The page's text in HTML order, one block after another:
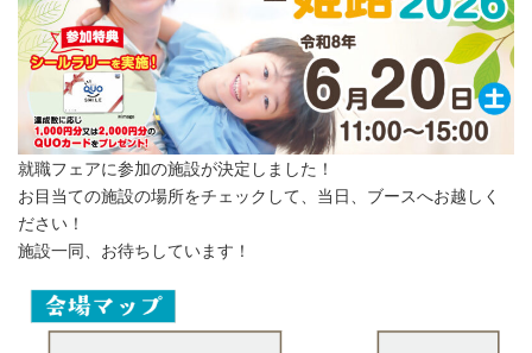
就職フェアに参加の施設が決定しました！
お目当ての施設の場所をチェックして、当日、ブースへお越しく
ださい！
施設一同、お待ちしています！